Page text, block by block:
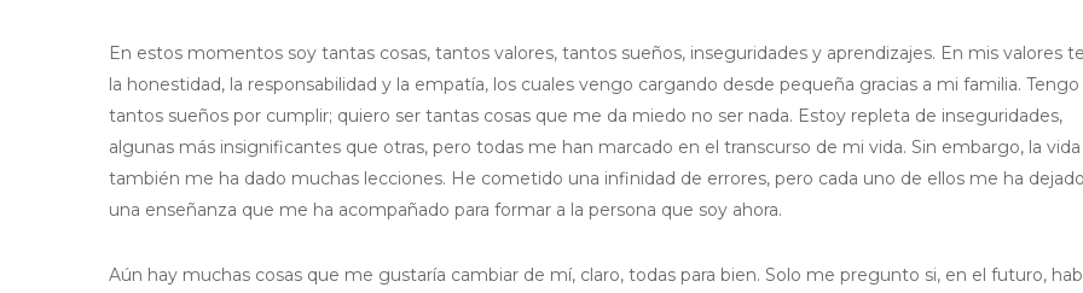
En estos momentos soy tantas cosas, tantos valores, tantos sueños, inseguridades y aprendizajes. En mis valores
la honestidad, la responsabilidad y la empatía, los cuales vengo cargando desde pequeña gracias a mi familia. Tengo
tantos sueños por cumplir; quiero ser tantas cosas que me da miedo no ser nada. Estoy repleta de inseguridades,
algunas más insignificantes que otras, pero todas me han marcado en el transcurso de mi vida. Sin embargo, la vida
también me ha dado muchas lecciones. He cometido una infinidad de errores, pero cada uno de ellos me ha dejado
una enseñanza que me ha acompañado para formar a la persona que soy ahora.
Aún hay muchas cosas que me gustaría cambiar de mí, claro, todas para bien. Solo me pregunto si, en el futuro,